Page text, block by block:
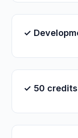
✓
✓ 50 credits